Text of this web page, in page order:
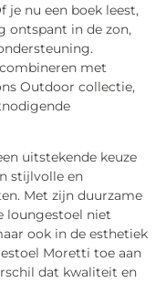
je nu een boek leest,
ontspant in de zon,
met
Outdoor collectie,
uitstekende keuze
stijlvolle en
Met zijn duurzame
loungestoel niet
ook in de esthetiek
Moretti toe aan
dat kwaliteit en